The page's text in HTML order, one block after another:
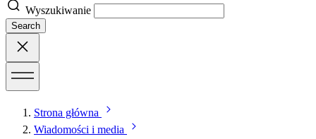
Wyszukiwanie
Search
Strona główna
Wiadomości i media